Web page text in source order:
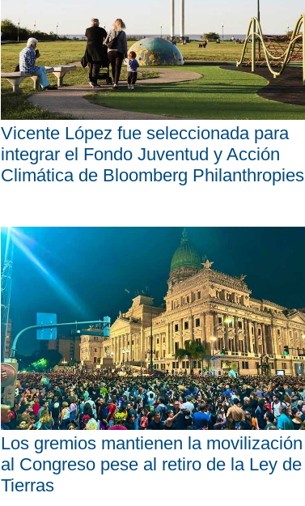
Vicente López fue seleccionada para
integrar el Fondo Juventud y Acción
Climática de Bloomberg Philanthropies
Los gremios mantienen la movilización
al Congreso pese al retiro de la Ley de
Tierras